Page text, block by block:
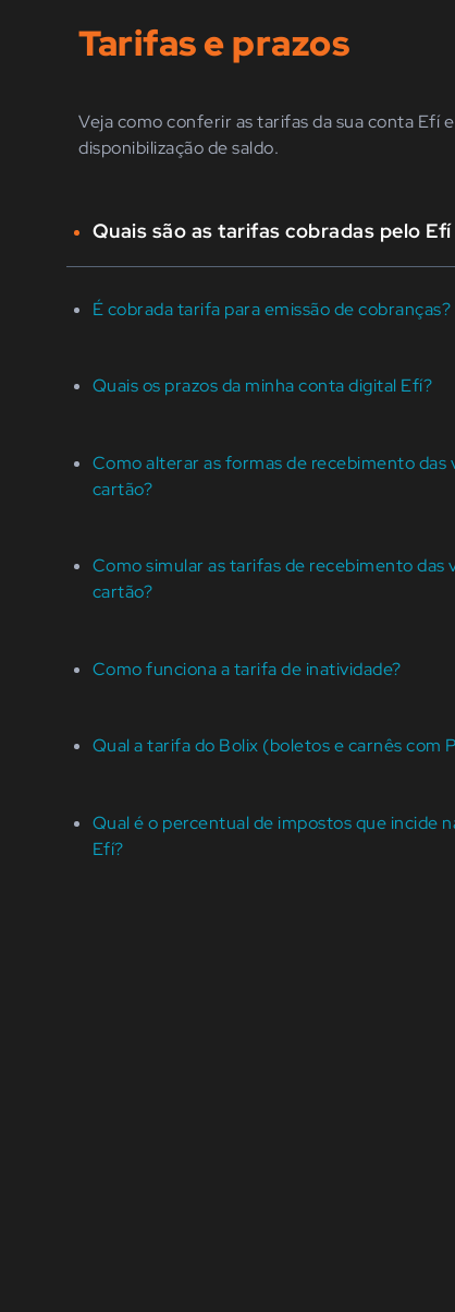
Tarifas e prazos
Veja como conferir as tarifas da sua conta Efí
disponibilização de saldo.
Quais são as tarifas cobradas pelo Efí
É cobrada tarifa para emissão de cobranças?
Quais os prazos da minha conta digital Efí?
Como alterar as formas de recebimento das
cartão?
Como simular as tarifas de recebimento das
cartão?
Como funciona a tarifa de inatividade?
Qual a tarifa do Bolix (boletos e carnês com
Qual é o percentual de impostos que incide
Efí?